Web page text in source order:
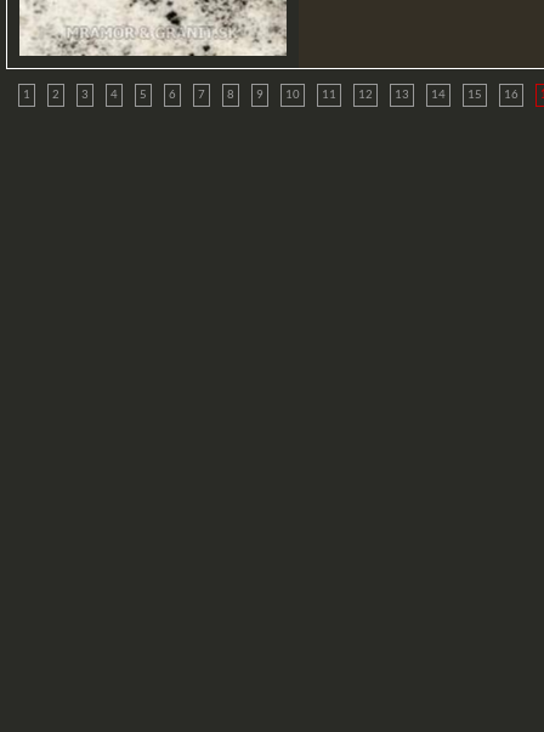
1 2 3 4 5 6 7 8 9 10 11 12 13 14 15 16